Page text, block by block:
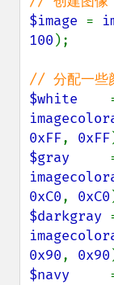
$image =
100 );
$white
0xFF, 0xFF
$gray
0xC0, 0xC0
$darkgray
0x90, 0x90
$navy